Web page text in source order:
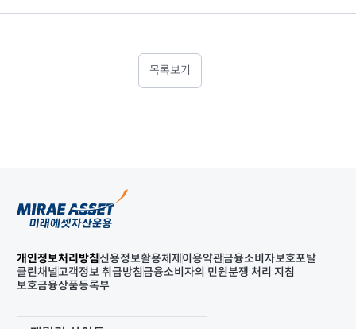
목록보기
개인정보처리방침신용정보활용체제 이용약관금융소비자보호포탈
클린채널고객정보 취급방침금융소비자의 민원분쟁 처리 지침
보호금융상품등록부